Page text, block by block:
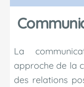
La
approche de la
des relations